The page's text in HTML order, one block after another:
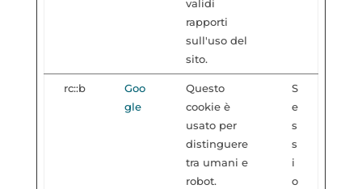
validi
rapporti
sull'uso del
sito.
rc::b
Goo
gle
Questo
cookie è
usato per
distinguere
tra umani e
robot.
S
e
s
s
i
o